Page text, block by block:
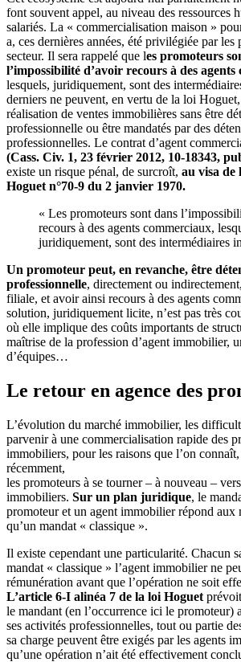
font souvent appel, au niveau des ressources
salariés. La « commercialisation maison »
a, ces dernières années, été privilégiée par les
secteur. Il sera rappelé que les promoteurs
l’impossibilité d’avoir recours à des
lesquels, juridiquement, sont des
derniers ne peuvent, en vertu de la loi
réalisation de ventes immobilières sans être
professionnelle ou être mandatés par des
professionnelles. Le contrat d’agent
(Cass. Civ. 1, 23 février 2012, 10-18343,
existe un risque pénal, de surcroît, au visa de
Hoguet n°70-9 du 2 janvier 1970.
« Les promoteurs sont dans
recours à des agents commerciaux,
juridiquement, sont des intermédiaires
Un promoteur peut, en revanche, être
professionnelle, directement ou
filiale, et avoir ainsi recours à des agents
solution, juridiquement licite, n’est pas très
où elle implique des coûts importants de
maîtrise de la profession d’agent immobilier,
d’équipes…
Le retour en agence des
L’évolution du marché immobilier, les
parvenir à une commercialisation rapide des
immobiliers, pour les raisons que l’on
récemment,
les promoteurs à se tourner – à nouveau –
immobiliers. Sur un plan juridique, le
promoteur et un agent immobilier répond aux
qu’un mandat « classique ».
Il existe cependant une particularité. Chacun
mandat « classique » l’agent immobilier ne
rémunération avant que l’opération ne soit
L’article 6-I alinéa 7 de la loi Hoguet
le mandant (en l’occurrence ici le promoteur)
ses activités professionnelles, tout ou partie
sa charge peuvent être exigés par les agents
qu’une opération n’ait été effectivement